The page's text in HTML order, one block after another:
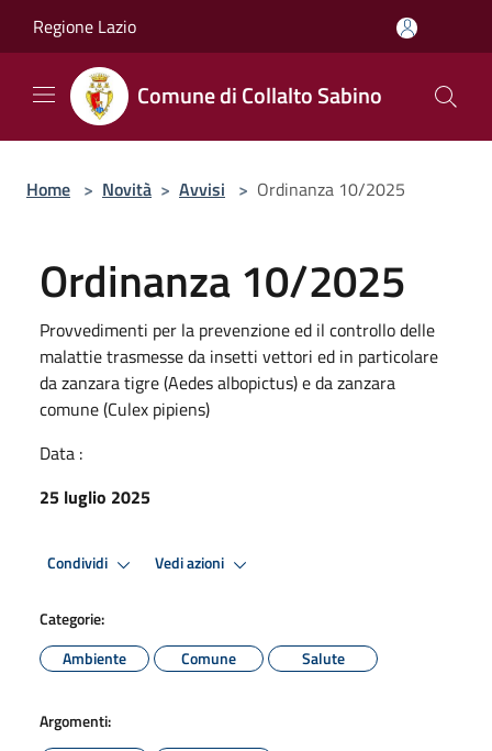
Regione Lazio
Comune di Collalto Sabino
Home > Novità > Avvisi > Ordinanza 10/2025
Ordinanza 10/2025
Provvedimenti per la prevenzione ed il controllo delle
malattie trasmesse da insetti vettori ed in particolare
da zanzara tigre (Aedes albopictus) e da zanzara
comune (Culex pipiens)
Data :
25 luglio 2025
Condividi Vedi azioni
Categorie:
Ambiente
Comune Salute
Argomenti: